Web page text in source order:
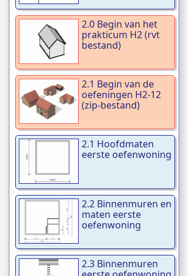
2.0 Begin van het
prakticum H2 (rvt
bestand)
2.1 Begin van de
oefeningen H2-12
(zip-bestand)
2.1 Hoofdmaten
eerste oefenwoning
2.2 Binnenmuren en
maten eerste
oefenwoning
2.3 Binnenmuren